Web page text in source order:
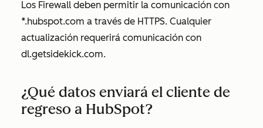
Los Firewall deben permitir la comunicación con
*.hubspot.com a través de HTTPS. Cualquier
actualización requerirá comunicación con
dl.getsidekick.com.
¿Qué datos enviará el cliente de
regreso a HubSpot?